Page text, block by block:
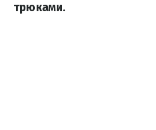
трюками.